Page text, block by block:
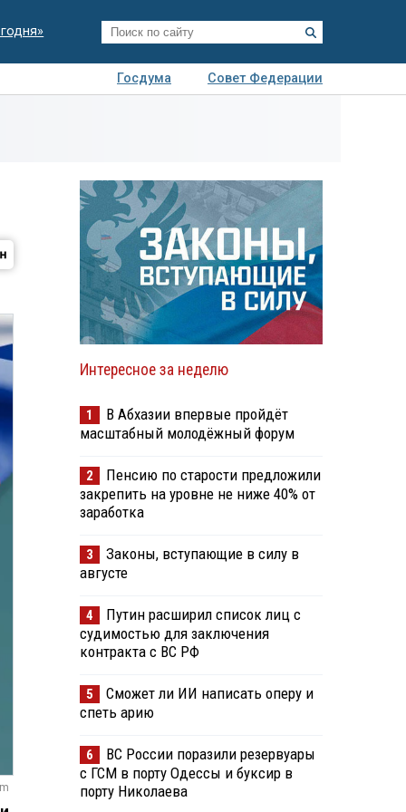
Госдума
Совет Федерации
Интересное за неделю
1
В Абхазии впервые пройдёт
масштабный молодёжный форум
2
Пенсию по старости предложили
закрепить на уровне не ниже 40% от
заработка
3
Законы, вступающие в силу в
августе
4
Путин расширил список лиц с
судимостью для заключения
контракта с ВС РФ
5
Сможет ли ИИ написать оперу и
спеть арию
6
ВС России поразили резервуары
с ГСМ в порту Одессы и буксир в
порту Николаева